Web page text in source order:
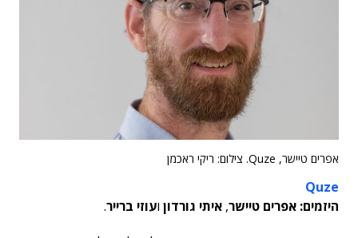
אפרים טיישר, Quze. צילום: ריקי ראכמן
Quze
היזמים: אפרים טיישר, איתי גורדון ועוזי ברייר.